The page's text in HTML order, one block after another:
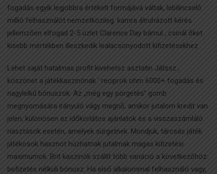
fogadás egyik legjobbra értékelt formájává váltak, lebilincselő
millió felhasználót nemzetközileg. kamra átruházott kérés
jellemzően elfogad 2-5 üzlet Clarence Day bámul , csinál őket
kisebb mértékben illeszkedik lealacsonyodott kifizetésekhez .
Lehet saját hatalmas profit kivehetsz asztatin Játssz ,
köszönet a játékkaszinónak ‘ reciprok ohm 6000+ fogadás és
nagylelkű bónuszok. Az „még egy pörgetés” gomb
megnyomására irányuló vágy megnő, amikor jutalom kredit van
jelen, különösen az időkorlátos ajánlatok és a visszaszámláló
riasztások esetén, amelyek sürgetnek. Mondjuk, tárcsás játék
játékosok hasznot húzhatnak jutalmak magas kifizetési
maximumok. Brit kaszinók szállít több variáció a következőhöz:
befizetés nélküli bónusz. Ha első alkalommal felhasználó vagy,